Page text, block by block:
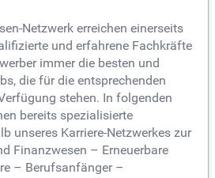
Netzwerk erreichen einerseits
und erfahrene Fachkräfte
immer die besten und
die für die entsprechenden
stehen. In folgenden
bereits spezialisierte
unseres Karriere-Netzwerkes zur
Finanzwesen – Erneuerbare
– Berufsanfänger –